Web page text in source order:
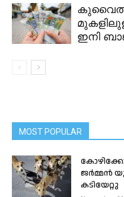
ഇനി
MOST POPULAR
ജർമ്മൻ
കടിയേറ്റു